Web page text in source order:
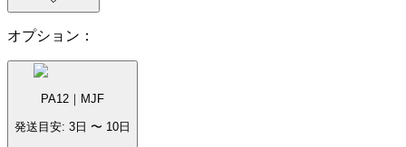
オプション：
PA12｜MJF
発送目安: 3 日 〜 10 日